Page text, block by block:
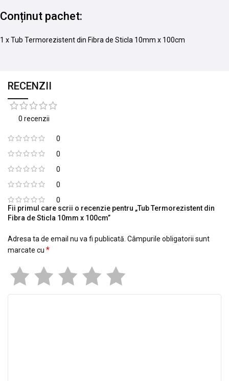
Conținut pachet:
1 x Tub Termorezistent din Fibra de Sticla 10mm x 100cm
RECENZII
0 recenzii
0
0
0
0
0
Fii primul care scrii o recenzie pentru „Tub Termorezistent din
Fibra de Sticla 10mm x 100cm”
Adresa ta de email nu va fi publicată. Câmpurile obligatorii sunt
marcate cu *